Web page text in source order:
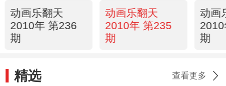
动画乐翻天
2010年 第236
期
动画乐翻天
2010年 第235
期
动画
期
精选 查看更多